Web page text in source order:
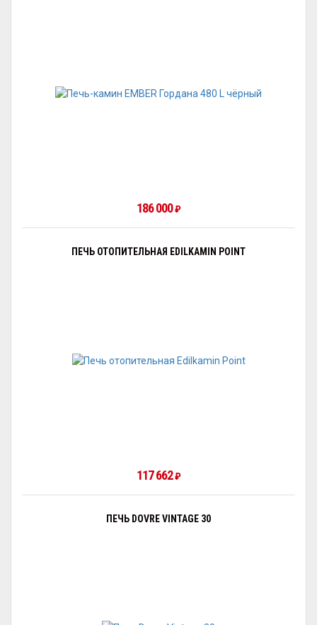
186 000₽
ПЕЧЬ ОТОПИТЕЛЬНАЯ EDILKAMIN POINT
117 662₽
ПЕЧЬ DOVRE VINTAGE 30